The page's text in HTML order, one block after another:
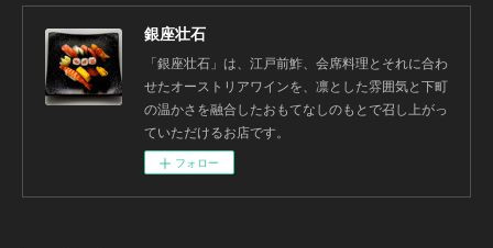
銀座壮石
「銀座壮石」は、江戸前鮓、会席料理とそれに合わ
せたオーストリアワインを、凛とした雰囲気と下町
の温かさを融合したおもてなしのもとで召し上がっ
ていただけるお店です。
フォロー